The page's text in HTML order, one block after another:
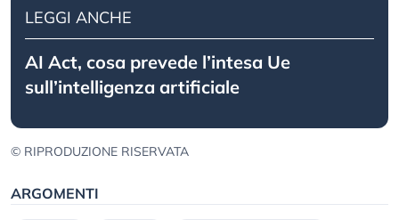
LEGGI ANCHE
AI Act, cosa prevede l’intesa Ue
sull’intelligenza artificiale
© RIPRODUZIONE RISERVATA
ARGOMENTI